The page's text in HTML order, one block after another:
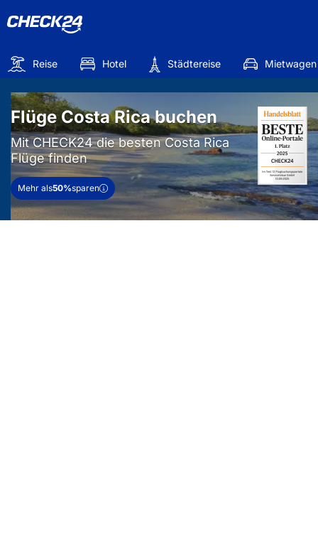
Reise Hotel Städtereise Mietwagen
Flüge Costa Rica buchen
Mit CHECK24 die besten Costa Rica
Flüge finden
Mehr als50%sparen